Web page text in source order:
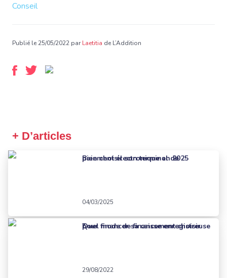
Conseil
Publié le 25/05/2022 parLaetitia de L’Addition
+ D’articles
Bien choisir son terminal de paiement électronique en 2025
04/03/2025
Quel mode de financement choisir pour financer sa caisse enregistreuse ?
29/08/2022